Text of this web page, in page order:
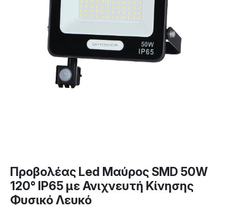
Προβολέας Led Μαύρος SMD 50W
120° IP65 με Ανιχνευτή Κίνησης
Φυσικό Λευκό